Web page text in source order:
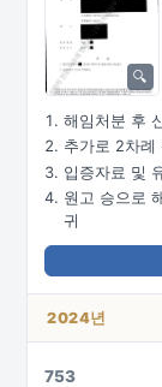
해임처분 후
추가로 2차례
입증자료 및
원고 승으로
귀
2024년
753